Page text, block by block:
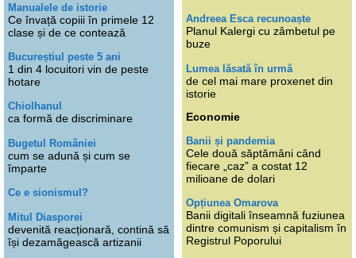
Manualele de istorie
Ce învață copiii în primele 12
clase și de ce contează
Bucureștiul peste 5 ani
1 din 4 locuitori vin de peste
hotare
Chiolhanul
ca formă de discriminare
Bugetul României
cum se adună și cum se
împarte
Ce e sionismul?
Mitul Diasporei
devenită reacționară, contină să
își dezamăgească artizanii
Andreea Esca recunoaște
Planul Kalergi cu zâmbetul pe
buze
Lumea lăsată în urmă
de cel mai mare proxenet din
istorie
Economie
Banii și pandemia
Cele două săptămâni când
fiecare „caz” a costat 12
milioane de dolari
Opțiunea Omarova
Banii digitali înseamnă fuziunea
dintre comunism și capitalism în
Registrul Poporului